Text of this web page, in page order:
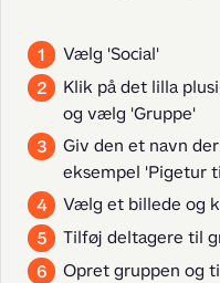
Vælg 'Social'
Klik på det lilla
og vælg 'Gruppe'
Giv den et navn
eksempel 'Pigetur
Vælg et billede og
Tilføj deltagere til
Opret gruppen og